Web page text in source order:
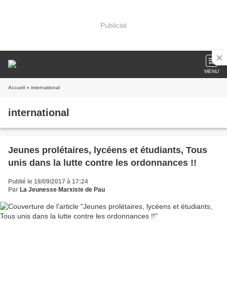
Publicité
MENU
Accueil » international
international
Jeunes prolétaires, lycéens et étudiants, Tous
unis dans la lutte contre les ordonnances !!
Publié le 18/09/2017 à 17:24
Par La Jeunesse Marxiste de Pau